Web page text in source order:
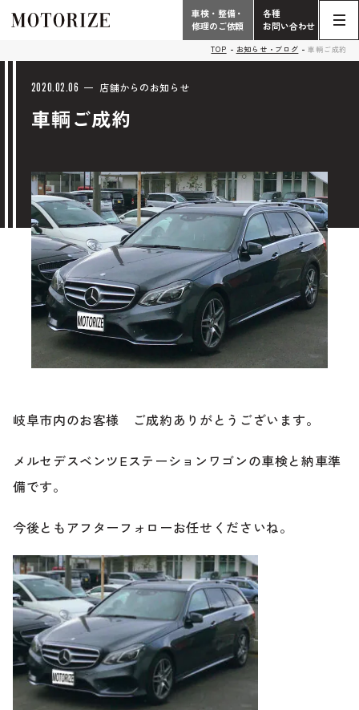
こだわり
輸入車買取査定依頼
中古車販売・在庫車情報
車検・整備・修理のご依頼
中古車探しのご依頼/その他
お問い合わせフォーム
お客様の声
プライバシーポリシー
Phone
電話受付時間 10:00 - 18:30（月曜定休）
058-247-7733
タップで電話がかかります
お問い合わせ総合
058-247-8001
タップで電話がかかります
Contact Form
お問い合わせフォームはこちら
車検・整備・修理のご依頼
買取査定のご依頼
その他のお問い合わせ
中古車探しのご依頼・レンタカーのご相談
電話・メールなどのご連絡方法意外にも、オンラインで
Contact
車検・整備・
修理のご依頼
各種
お問い合わせ
TOP お知らせ・ブログ 車輌ご成約
2020.02.06 店舗からのお知らせ
車輌ご成約
岐阜市内のお客様 ご成約ありがとうございます。
メルセデスベンツEステーションワゴンの車検と納車準
備です。
今後ともアフターフォローお任せくださいね。